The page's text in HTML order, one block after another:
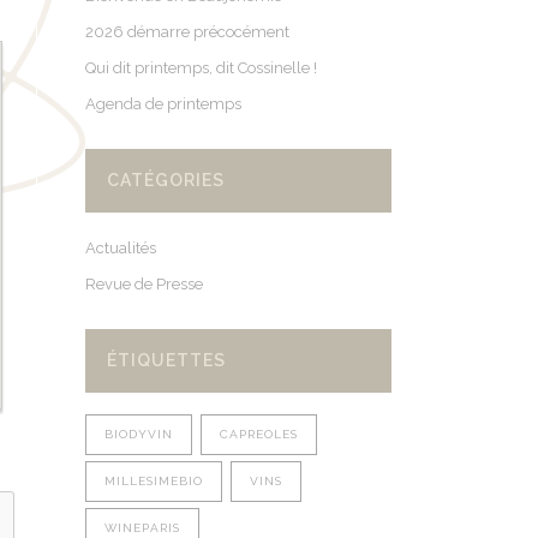
2026 démarre précocément
Qui dit printemps, dit Cossinelle !
Agenda de printemps
CATÉGORIES
Actualités
Revue de Presse
ÉTIQUETTES
BIODYVIN CAPREOLES
MILLESIMEBIO VINS
WINEPARIS